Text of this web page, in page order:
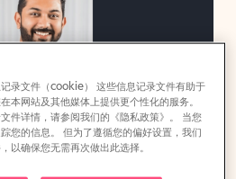
录文件（cookie） 这些信息记录文件有助于
本网站及其他媒体上提供更个性化的服务。
件详情，请参阅我们的《隐私政策》。 当您
您的信息。 但为了遵循您的偏好设置，我们
以确保您无需再次做出此选择。